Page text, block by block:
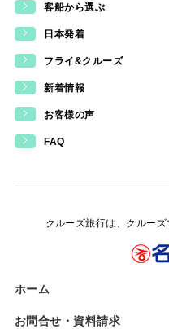
客船から選ぶ
日本発着
フライ&クルーズ
新着情報
お客様の声
FAQ
クルーズ旅行は、クルー
ホーム
お問合せ・資料請求